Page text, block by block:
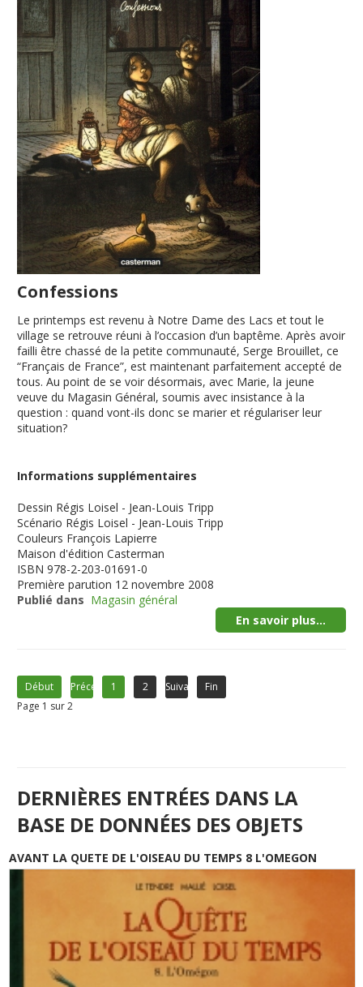
Confessions
Le printemps est revenu à Notre Dame des Lacs et tout le
village se retrouve réuni à l’occasion d’un baptême. Après avoir
failli être chassé de la petite communauté, Serge Brouillet, ce
“Français de France”, est maintenant parfaitement accepté de
tous. Au point de se voir désormais, avec Marie, la jeune
veuve du Magasin Général, soumis avec insistance à la
question : quand vont-ils donc se marier et régulariser leur
situation?
Informations supplémentaires
Dessin Régis Loisel - Jean-Louis Tripp
Scénario Régis Loisel - Jean-Louis Tripp
Couleurs François Lapierre
Maison d'édition Casterman
ISBN 978-2-203-01691-0
Première parution 12 novembre 2008
Publié dans Magasin général
En savoir plus...
Début Précédent1 2 Suivant
Fin
Page 1 sur 2
DERNIÈRES ENTRÉES DANS LA
BASE DE DONNÉES DES OBJETS
AVANT LA QUETE DE L'OISEAU DU TEMPS 8 L'OMEGON